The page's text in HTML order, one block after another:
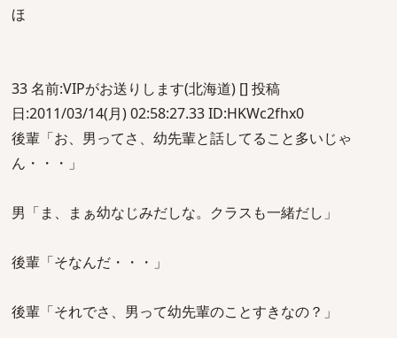
ほ
33 名前:VIPがお送りします(北海道) [] 投稿
日:2011/03/14(月) 02:58:27.33 ID:HKWc2fhx0
後輩「お、男ってさ、幼先輩と話してること多いじゃ
ん・・・」
男「ま、まぁ幼なじみだしな。クラスも一緒だし」
後輩「そなんだ・・・」
後輩「それでさ、男って幼先輩のことすきなの？」